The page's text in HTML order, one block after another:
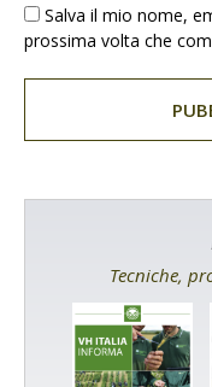
Salva il mio nome,
prossima volta che
Tecniche,